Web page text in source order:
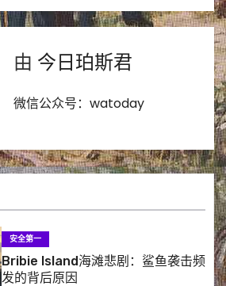
由 今日珀斯君
微信公众号：watoday
安全第一
Bribie Island海滩悲剧：鲨鱼袭击频
发的背后原因